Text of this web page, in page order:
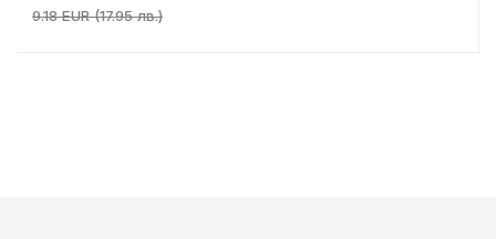
9.18 EUR (17.95 лв.)